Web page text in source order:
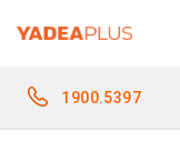
qua
dung
1900.5397